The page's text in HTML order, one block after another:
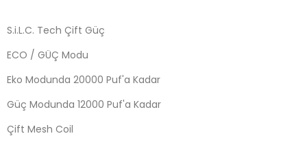
S.i.L.C. Tech Çift Güç
ECO / GÜÇ Modu
Eko Modunda 20000 Puf'a Kadar
Güç Modunda 12000 Puf'a Kadar
Çift Mesh Coil